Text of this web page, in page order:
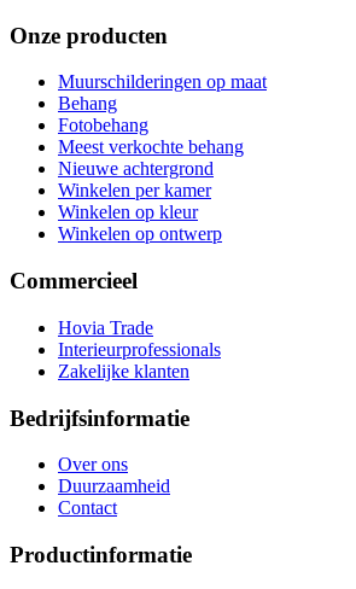
Onze producten
Muurschilderingen op maat
Behang
Fotobehang
Meest verkochte behang
Nieuwe achtergrond
Winkelen per kamer
Winkelen op kleur
Winkelen op ontwerp
Commercieel
Hovia Trade
Interieurprofessionals
Zakelijke klanten
Bedrijfsinformatie
Over ons
Duurzaamheid
Contact
Productinformatie